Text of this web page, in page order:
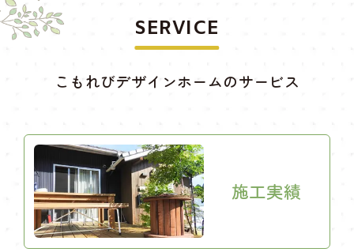
SERVICE
こもれびデザインホームのサービス
施工実績